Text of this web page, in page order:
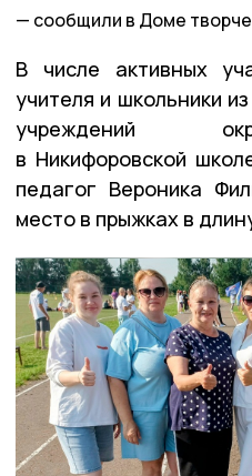
сообщили в Доме
В числе активных
учителя и школьники
учреждений
в Никифоровской
педагог Вероника
место в прыжках в